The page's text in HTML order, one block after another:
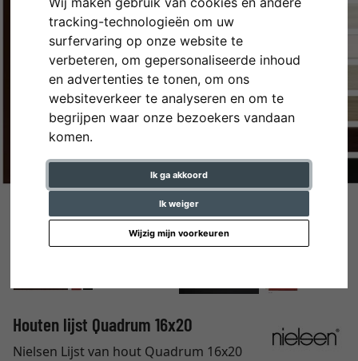
tracking-technologieën om uw
surfervaring op onze website te
verbeteren, om gepersonaliseerde inhoud
en advertenties te tonen, om ons
websiteverkeer te analyseren en om te
begrijpen waar onze bezoekers vandaan
komen.
Ik ga akkoord
Ik weiger
Wijzig mijn voorkeuren
Terug
Houten lijst Quadrum 16x20
Nielsen Lijst van hout Quadrum 16x20